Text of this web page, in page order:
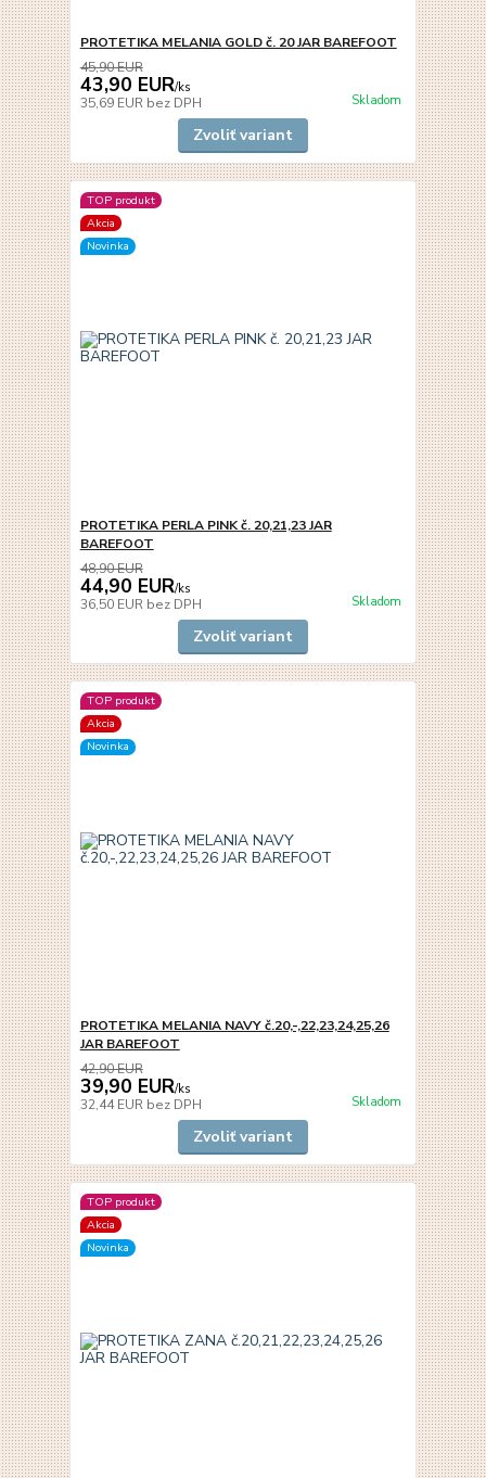
PROTETIKA MELANIA GOLD č. 20 JAR BAREFOOT
45,90 EUR
43,90 EUR/ks
35,69 EUR bez DPH Skladom
Zvoliť variant
TOP produkt
Akcia
Novinka
PROTETIKA PERLA PINK č. 20,21,23 JAR
BAREFOOT
48,90 EUR
44,90 EUR/ks
36,50 EUR bez DPH Skladom
Zvoliť variant
TOP produkt
Akcia
Novinka
PROTETIKA MELANIA NAVY č.20,-,22,23,24,25,26
JAR BAREFOOT
42,90 EUR
39,90 EUR/ks
32,44 EUR bez DPH Skladom
Zvoliť variant
TOP produkt
Akcia
Novinka